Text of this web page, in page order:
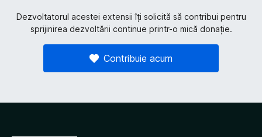
Dezvoltatorul acestei extensii îți solicită să contribui pentru
sprijinirea dezvoltării continue printr-o mică donație.
Contribuie acum